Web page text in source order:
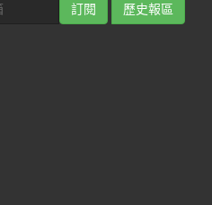
訂閱 歷史報區